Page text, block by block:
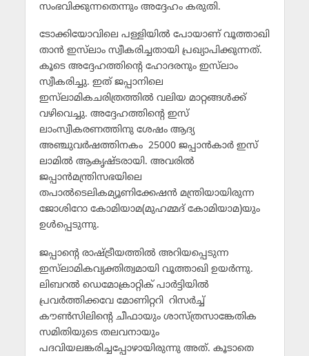
സംഭവിക്കുന്നതെന്നും അദ്ദേഹം കരുതി.
ടോക്കിയോവിലെ പള്ളിയില്‍ പോയാണ് വൂത്താഖി
താന്‍ ഇസ്‌ലാം സ്വീകരിച്ചതായി പ്രഖ്യാപിക്കുന്നത്.
കൂടെ അദ്ദേഹത്തിന്റെ ഹോദരനും ഇസ്‌ലാം
സ്വീകരിച്ചു. ഇത് ജപ്പാനിലെ
ഇസ്‌ലാമികചരിത്രത്തില്‍ വലിയ മാറ്റങ്ങള്‍ക്ക്
വഴിവെച്ചു. അദ്ദേഹത്തിന്റെ ഇസ്
ലാംസ്വീകരണത്തിനു ശേഷം ആദ്യ
അഞ്ചുവര്‍ഷത്തിനകം 25000 ജപ്പാന്‍കാര്‍ ഇസ്
ലാമില്‍ ആകൃഷ്ടരായി. അവരില്‍
ജപ്പാന്‍മന്ത്രിസഭയിലെ
തപാല്‍ടെലികമ്യൂണിക്കേഷന്‍ മന്ത്രിയായിരുന്ന
ജോശിറോ കോമിയാമ(മുഹമ്മദ് കോമിയാമ)യും
ഉള്‍പ്പെടുന്നു.
ജപ്പാന്റെ രാഷ്ട്രീയത്തില്‍ അറിയപ്പെടുന്ന
ഇസ്‌ലാമികവ്യക്തിത്വമായി വൂത്താഖി ഉയര്‍ന്നു.
ലിബറല്‍ ഡെമോക്രാറ്റിക് പാര്‍ട്ടിയില്‍
പ്രവര്‍ത്തിക്കവേ മോണിറ്ററി റിസര്‍ച്ച്
കൗണ്‍സിലിന്റെ ചീഫായും ശാസ്ത്രസാങ്കേതിക
സമിതിയുടെ തലവനായും
പദവിയലങ്കരിച്ചപ്പോഴായിരുന്നു അത്. കൂടാതെ